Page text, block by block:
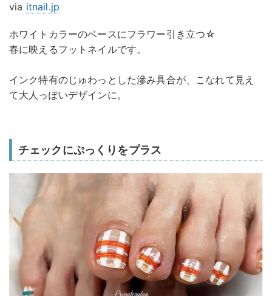
via itnail.jp
ホワイトカラーのベースにフラワー引き立つ☆
春に映えるフットネイルです。
インク特有のじゅわっとした滲み具合が、こなれて見え
て大人っぽいデザインに。
チェックにぷっくりをプラス